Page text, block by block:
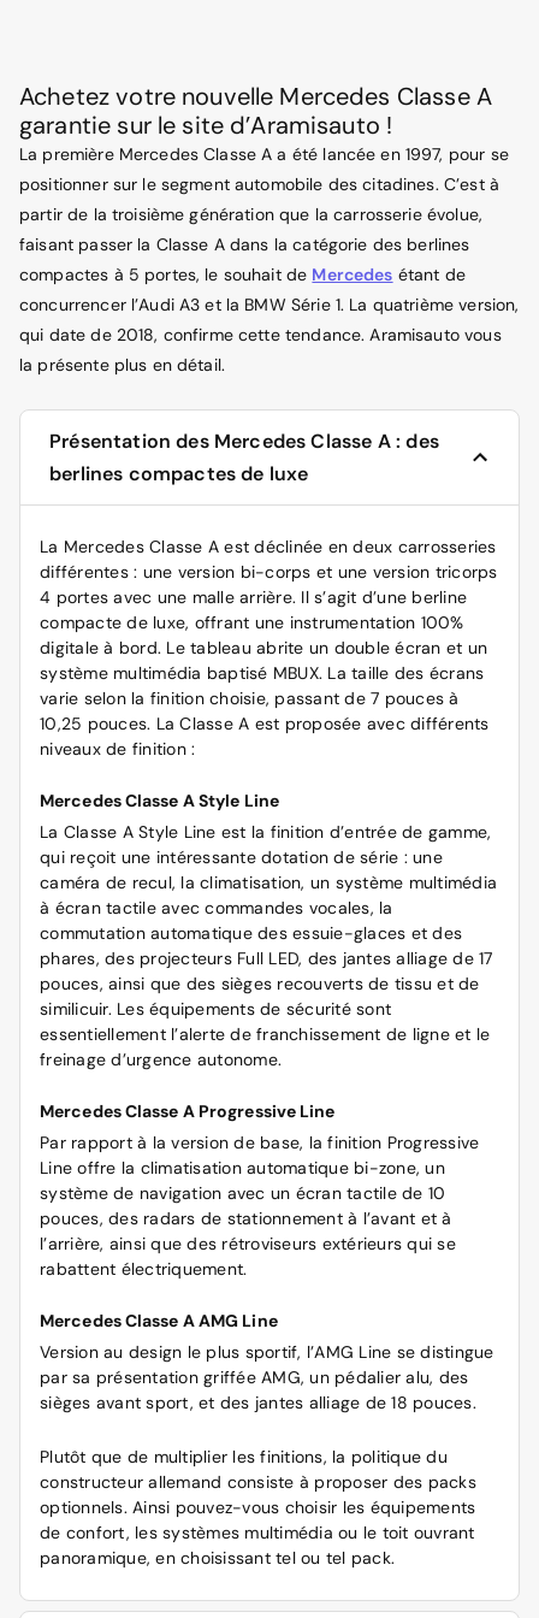
Achetez votre nouvelle Mercedes Classe A
garantie sur le site d’Aramisauto !
La première Mercedes Classe A a été lancée en 1997, pour se
positionner sur le segment automobile des citadines. C’est à
partir de la troisième génération que la carrosserie évolue,
faisant passer la Classe A dans la catégorie des berlines
compactes à 5 portes, le souhait de Mercedes étant de
concurrencer l’Audi A3 et la BMW Série 1. La quatrième version,
qui date de 2018, confirme cette tendance. Aramisauto vous
la présente plus en détail.
Présentation des Mercedes Classe A : des
berlines compactes de luxe
La Mercedes Classe A est déclinée en deux carrosseries
différentes : une version bi-corps et une version tricorps
4 portes avec une malle arrière. Il s’agit d’une berline
compacte de luxe, offrant une instrumentation 100%
digitale à bord. Le tableau abrite un double écran et un
système multimédia baptisé MBUX. La taille des écrans
varie selon la finition choisie, passant de 7 pouces à
10,25 pouces. La Classe A est proposée avec différents
niveaux de finition :
Mercedes Classe A Style Line
La Classe A Style Line est la finition d’entrée de gamme,
qui reçoit une intéressante dotation de série : une
caméra de recul, la climatisation, un système multimédia
à écran tactile avec commandes vocales, la
commutation automatique des essuie-glaces et des
phares, des projecteurs Full LED, des jantes alliage de 17
pouces, ainsi que des sièges recouverts de tissu et de
similicuir. Les équipements de sécurité sont
essentiellement l’alerte de franchissement de ligne et le
freinage d’urgence autonome.
Mercedes Classe A Progressive Line
Par rapport à la version de base, la finition Progressive
Line offre la climatisation automatique bi-zone, un
système de navigation avec un écran tactile de 10
pouces, des radars de stationnement à l’avant et à
l’arrière, ainsi que des rétroviseurs extérieurs qui se
rabattent électriquement.
Mercedes Classe A AMG Line
Version au design le plus sportif, l’AMG Line se distingue
par sa présentation griffée AMG, un pédalier alu, des
sièges avant sport, et des jantes alliage de 18 pouces.
Plutôt que de multiplier les finitions, la politique du
constructeur allemand consiste à proposer des packs
optionnels. Ainsi pouvez-vous choisir les équipements
de confort, les systèmes multimédia ou le toit ouvrant
panoramique, en choisissant tel ou tel pack.